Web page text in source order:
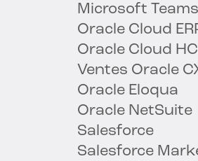
Microsoft Teams
Oracle Cloud
Oracle Cloud
Ventes Oracle
Oracle Eloqua
Oracle NetSuite
Salesforce
Salesforce